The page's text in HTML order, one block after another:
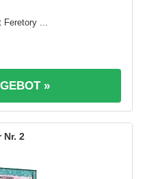
Feretory ...
»
2